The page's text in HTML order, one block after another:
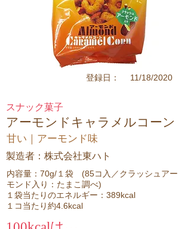
登録日： 11/18/2020
スナック菓子
アーモンドキャラメルコーン
甘い｜アーモンド味
​製造者：株式会社東ハト
内容量：70g/１袋 (85コ入／クラッシュアー
モンド入り：たまこ調べ)
１袋当たりのエネルギー：389kcal
１コ当たり約4.6kcal